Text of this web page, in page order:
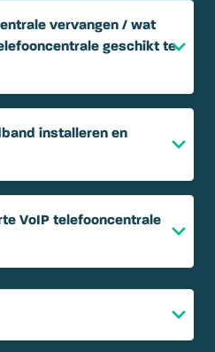
vervangen / wat
geschikt te
installeren en
VoIP telefooncentrale